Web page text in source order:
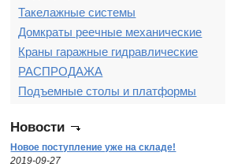
Такелажные системы
Домкраты реечные механические
Краны гаражные гидравлические
РАСПРОДАЖА
Подъемные столы и платформы
Новости
Новое поступление уже на складе!
2019-09-27